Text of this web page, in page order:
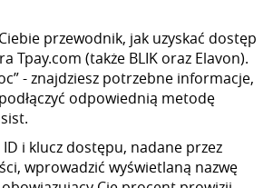
przewodnik, jak uzyskać dostęp
Tpay.com (także BLIK oraz Elavon).
- znajdziesz potrzebne informacje,
odpowiednią metodę
i klucz dostępu, nadane przez
wprowadzić wyświetlaną nazwę